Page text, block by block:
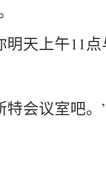
天上午11
特会议室吧。